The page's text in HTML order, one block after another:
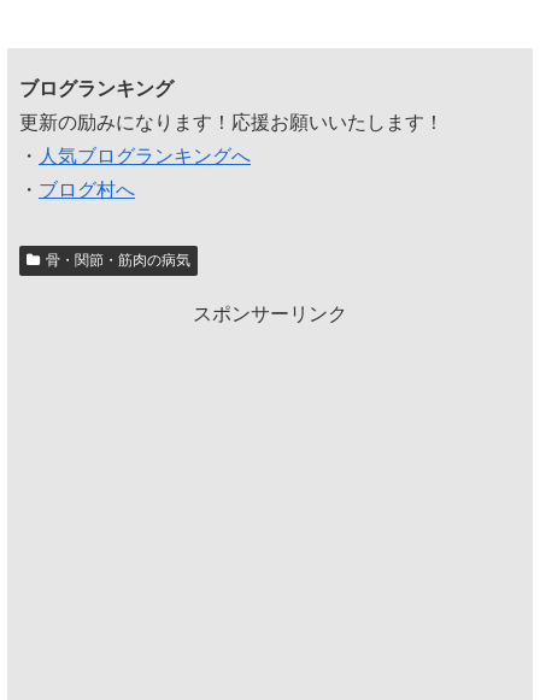
ブログランキング
更新の励みになります！応援お願いいたします！
・ 人気ブログランキングへ
・ ブログ村へ
骨・関節・筋肉の病気
スポンサーリンク